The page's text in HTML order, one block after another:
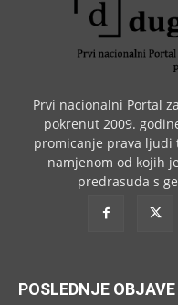
Prvi nacionalni Portal
pokrenut 2009.
promicanje prava ljudi
namjenom od kojih
predrasuda s
POSLEDNJE OBJAVE